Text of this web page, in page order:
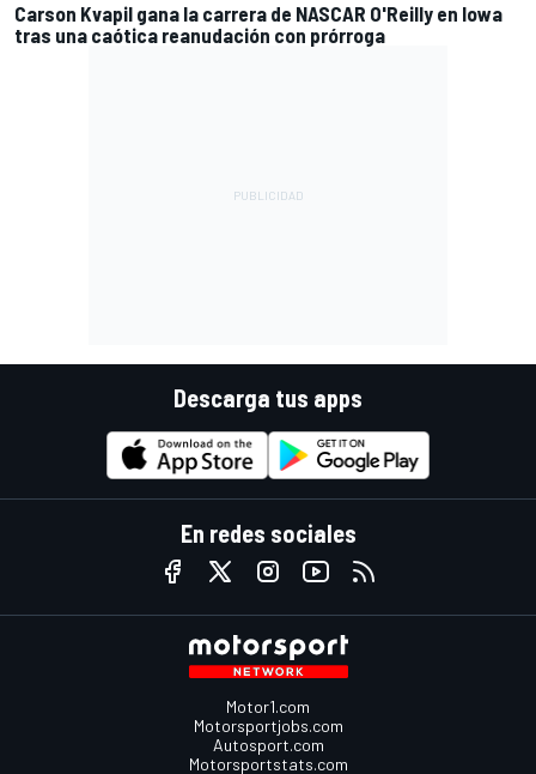
Carson Kvapil gana la carrera de NASCAR O'Reilly en Iowa
tras una caótica reanudación con prórroga
Descarga tus apps
En redes sociales
Motor1.com
Motorsportjobs.com
Autosport.com
Motorsportstats.com